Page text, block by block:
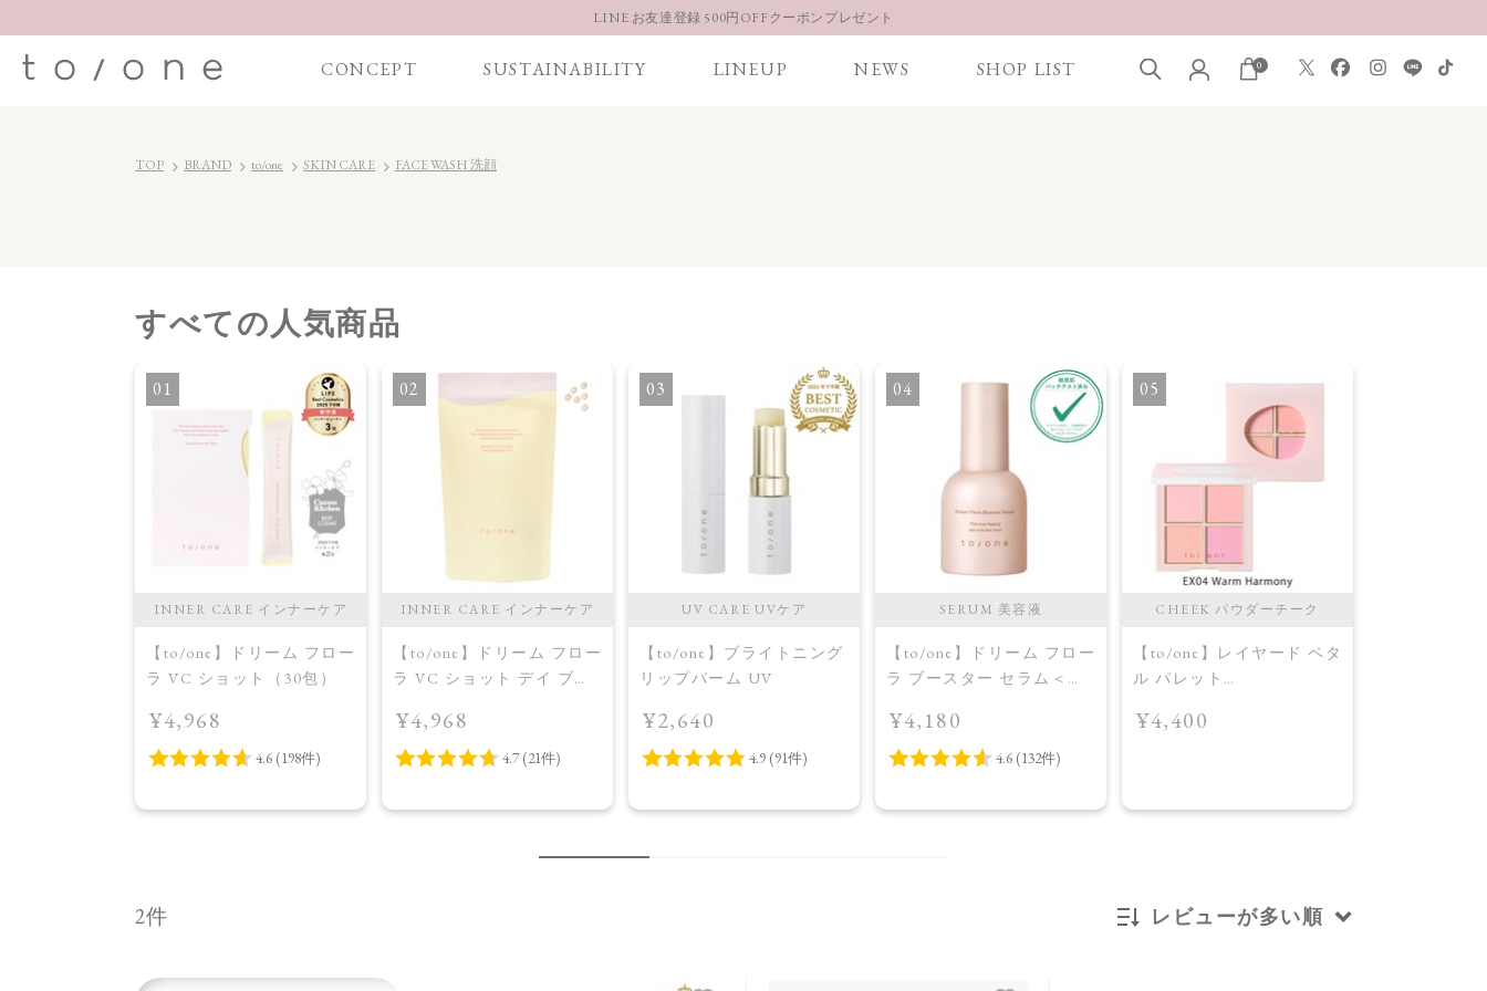
LINE お友達登録 500円OFFクーポンプレゼント
CONCEPT SUSTAINABILITY LINEUP NEWS SHOP LIST 0
TOP BRAND to/one SKIN CARE FACE WASH 洗顔
すべての人気商品
1
INNER CARE インナーケア
【to/one】ドリーム フロー
ラ VC ショット（30包）
¥4,968
2
INNER CARE インナーケア
【to/one】ドリーム フロー
ラ VC ショット デイ ブラ
品＞
¥4,968
3
UV CARE UVケア
【to/one】ブライトニング
リップバーム UV
¥2,640
4
SERUM 美容液
【to/one】ドリーム フロー
ラ ブースター セラム＜導
¥4,180
5
CHEEK パウダーチーク
【to/one】レイヤード ペタ
ル パレット
AW Collection＞EX04
¥4,400
2件 レビューが多い順